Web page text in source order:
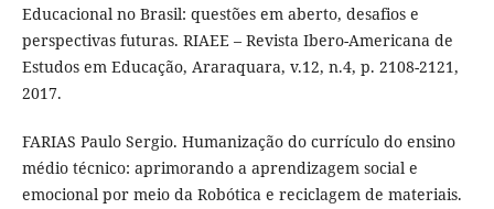
Educacional no Brasil: questões em aberto, desafios e
perspectivas futuras. RIAEE – Revista Ibero-Americana de
Estudos em Educação, Araraquara, v.12, n.4, p. 2108-2121,
2017.
FARIAS Paulo Sergio. Humanização do currículo do ensino
médio técnico: aprimorando a aprendizagem social e
emocional por meio da Robótica e reciclagem de materiais.